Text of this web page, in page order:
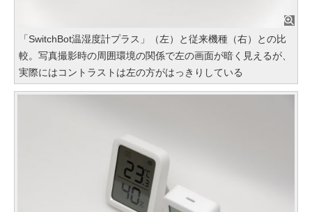
「SwitchBot温湿度計プラス」（左）と従来機種（右）との比
較。写真撮影時の周囲環境の関係で左の画面が暗く見えるが、
実際にはコントラストは左の方がはっきりしている